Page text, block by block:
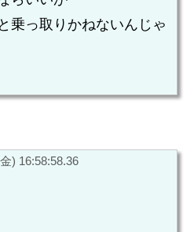
乗っ取りかねないんじゃ
) 16:58:58.36